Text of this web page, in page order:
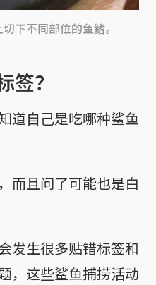
下不同部位的鱼鳍。
签？
道自己是吃哪种鲨鱼
而且问了可能也是白
发生很多贴错标签和
这些鲨鱼捕捞活动